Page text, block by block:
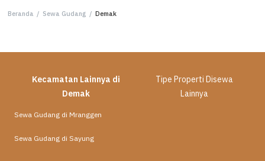
Beranda / Sewa Gudang / Demak
Kecamatan Lainnya di
Demak
Tipe Properti Disewa
Lainnya
Sewa Gudang di Mranggen
Sewa Gudang di Sayung